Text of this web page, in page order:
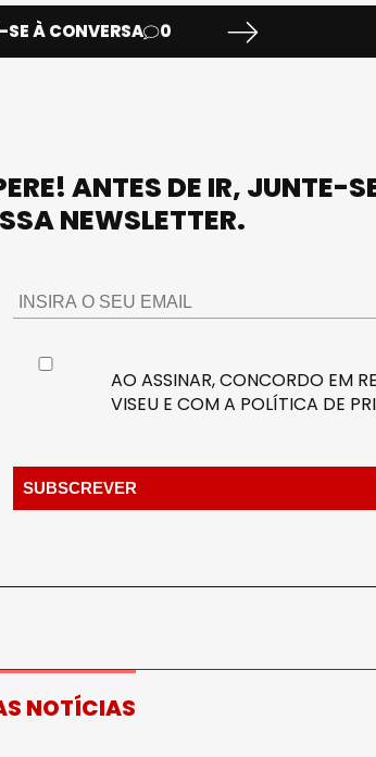
À CONVERSA 0
ANTES DE IR, JUNTE-
NEWSLETTER.
AO ASSINAR, CONCORDO EM
VISEU E COM A POLÍTICA DE
NOTÍCIAS